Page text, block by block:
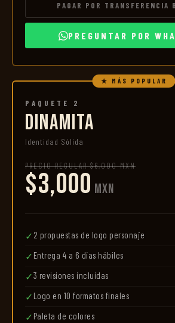
PAGAR POR TRANSFERENCIA
PREGUNTAR POR
★ MÁS POPULAR
PAQUETE 2
DINAMITA
Identidad Sólida
PRECIO REGULAR $6,000 MXN
$3,000 MXN
✓ 2 propuestas de logo personaje
✓ Entrega 4 a 6 días hábiles
✓3 revisiones incluidas
✓ Logo en 10 formatos finales
✓ Paleta de colores